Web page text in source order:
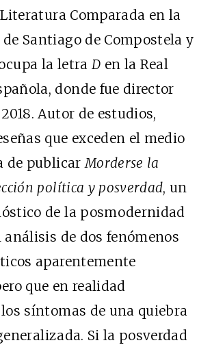
Comparada en la
Santiago de Compostela y
la letra D en la Real
donde fue director
Autor de estudios,
que exceden el medio
de publicarMorderse la
política y posverdad, un
de la posmodernidad
análisis de dos fenómenos
aparentemente
que en realidad
síntomas de una quiebra
Si la posverdad